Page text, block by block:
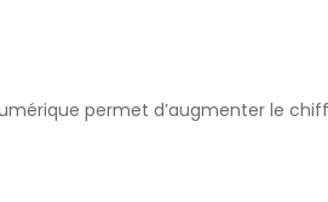
permet d’augmenter le